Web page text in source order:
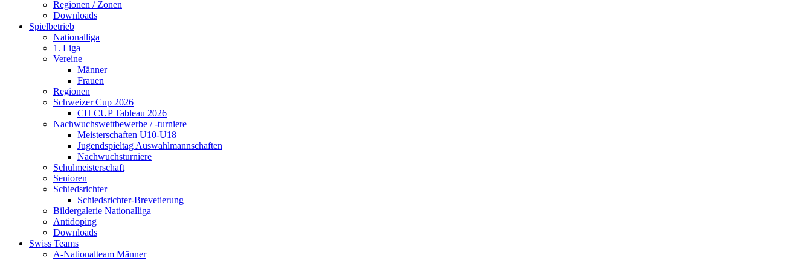
Regionen / Zonen
Downloads
Spielbetrieb
Nationalliga
1. Liga
Vereine
Männer
Frauen
Regionen
Schweizer Cup 2026
CH CUP Tableau 2026
Nachwuchswettbewerbe / -turniere
Meisterschaften U10-U18
Jugendspieltag Auswahlmannschaften
Nachwuchsturniere
Schulmeisterschaft
Senioren
Schiedsrichter
Schiedsrichter-Brevetierung
Bildergalerie Nationalliga
Antidoping
Downloads
Swiss Teams
A-Nationalteam Männer